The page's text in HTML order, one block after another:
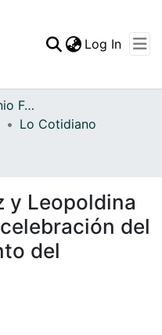
Statistics
Log In
Archivo del Patrimonio Fotográfico y Fílmico del Valle del Cauca
Lo Cotidiano
y Leopoldina
del
del